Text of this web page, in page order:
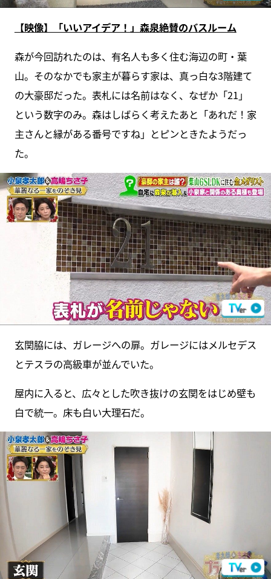
【映像】「いいアイデア！」森泉絶賛のバスルーム
森が今回訪れたのは、有名人も多く住む海辺の町・葉
山。そのなかでも家主が暮らす家は、真っ白な3階建て
の大豪邸だった。表札には名前はなく、なぜか「21」
という数字のみ。森はしばらく考えたあと「あれだ！家
主さんと縁がある番号ですね」とピンときたようだっ
た。
玄関脇には、ガレージへの扉。ガレージにはメルセデス
とテスラの高級車が並んでいた。
屋内に入ると、広々とした吹き抜けの玄関をはじめ壁も
白で統一。床も白い大理石だ。